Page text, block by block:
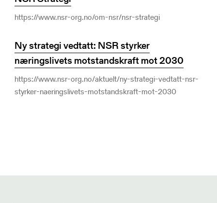
https://www.nsr-org.no/om-nsr/nsr-strategi
Ny strategi vedtatt: NSR styrker
næringslivets motstandskraft mot 2030
https://www.nsr-org.no/aktuelt/ny-strategi-vedtatt-nsr-
styrker-naeringslivets-motstandskraft-mot-2030